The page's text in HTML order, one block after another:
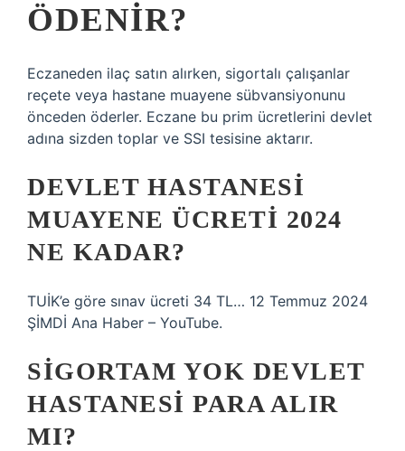
ÖDENIR?
Eczaneden ilaç satın alırken, sigortalı çalışanlar
reçete veya hastane muayene sübvansiyonunu
önceden öderler. Eczane bu prim ücretlerini devlet
adına sizden toplar ve SSI tesisine aktarır.
DEVLET HASTANESI
MUAYENE ÜCRETI 2024
NE KADAR?
TUİK’e göre sınav ücreti 34 TL… 12 Temmuz 2024
ŞİMDİ Ana Haber – YouTube.
SIGORTAM YOK DEVLET
HASTANESI PARA ALIR
MI?